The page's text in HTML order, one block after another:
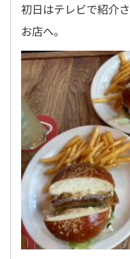
初日はテレビで紹介
お店へ。